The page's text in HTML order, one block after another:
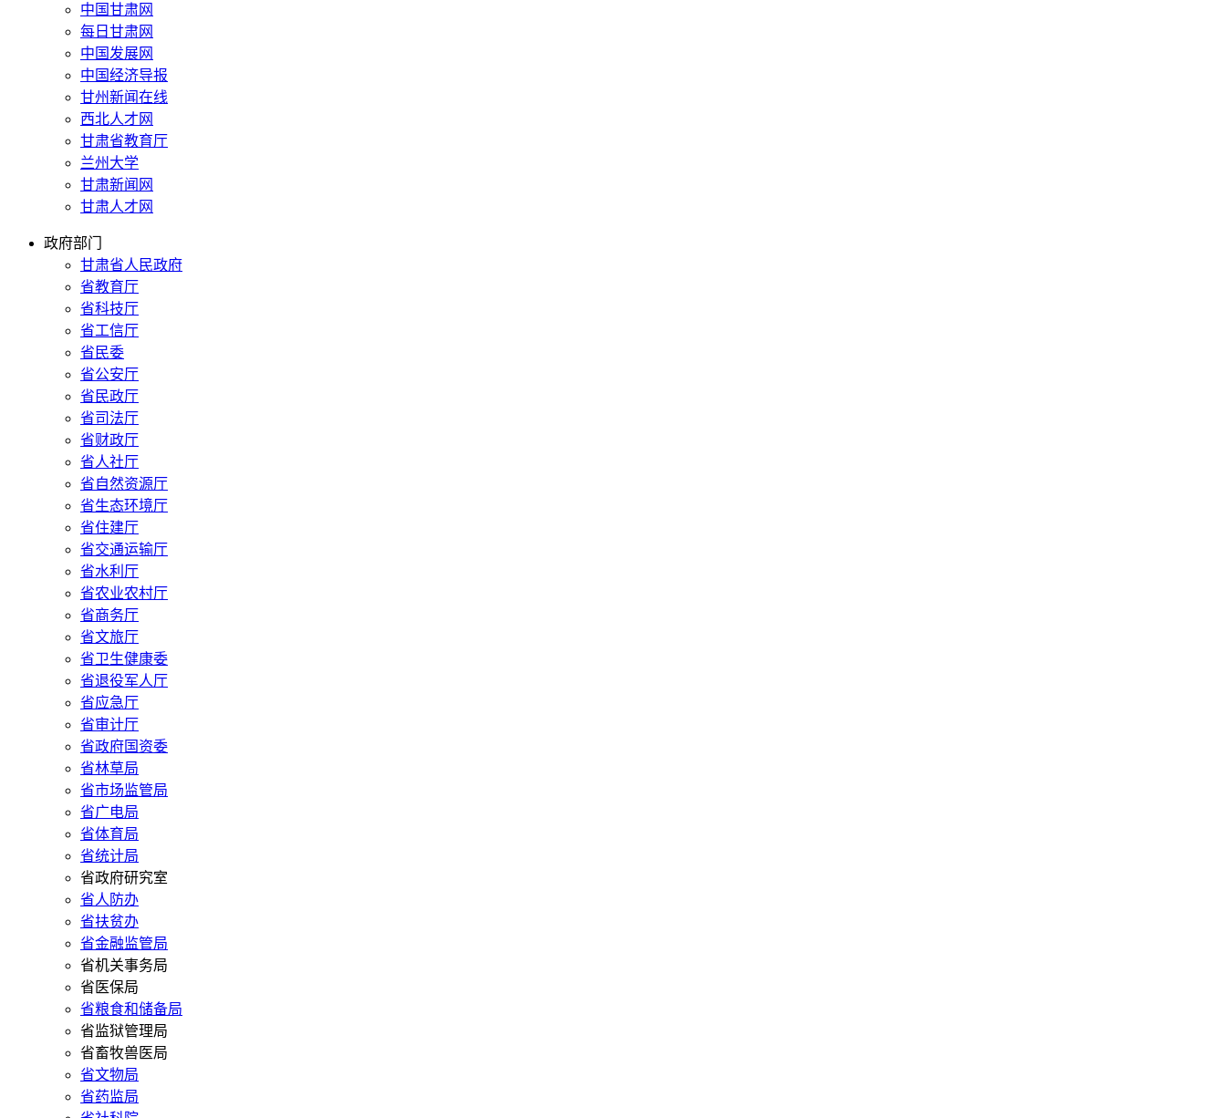
中国甘肃网
每日甘肃网
中国发展网
中国经济导报
甘州新闻在线
西北人才网
甘肃省教育厅
兰州大学
甘肃新闻网
甘肃人才网
政府部门
甘肃省人民政府
省教育厅
省科技厅
省工信厅
省民委
省公安厅
省民政厅
省司法厅
省财政厅
省人社厅
省自然资源厅
省生态环境厅
省住建厅
省交通运输厅
省水利厅
省农业农村厅
省商务厅
省文旅厅
省卫生健康委
省退役军人厅
省应急厅
省审计厅
省政府国资委
省林草局
省市场监管局
省广电局
省体育局
省统计局
省政府研究室
省人防办
省扶贫办
省金融监管局
省机关事务局
省医保局
省粮食和储备局
省监狱管理局
省畜牧兽医局
省文物局
省药监局